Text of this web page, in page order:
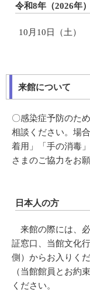
令和8年（2026年
10月10日（土）
来館について
〇感染症予防のた
相談ください。場
着用」「手の消毒
さまのご協力をお
日本人の方
来館の際には、
証窓口、当館文化
側）からお入りく
（当館館員とお約
ください。